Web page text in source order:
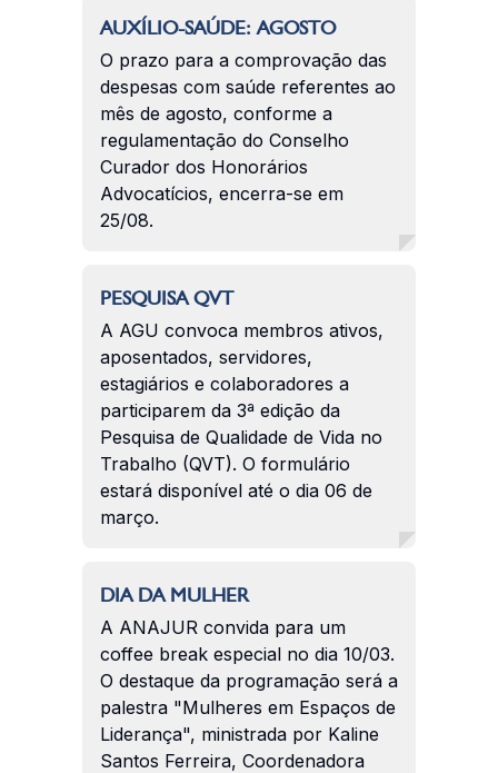
AUXÍLIO-SAÚDE: AGOSTO
O prazo para a comprovação das
despesas com saúde referentes ao
mês de agosto, conforme a
regulamentação do Conselho
Curador dos Honorários
Advocatícios, encerra-se em
25/08.
PESQUISA QVT
A AGU convoca membros ativos,
aposentados, servidores,
estagiários e colaboradores a
participarem da 3ª edição da
Pesquisa de Qualidade de Vida no
Trabalho (QVT). O formulário
estará disponível até o dia 06 de
março.
DIA DA MULHER
A ANAJUR convida para um
coffee break especial no dia 10/03.
O destaque da programação será a
palestra "Mulheres em Espaços de
Liderança", ministrada por Kaline
Santos Ferreira, Coordenadora